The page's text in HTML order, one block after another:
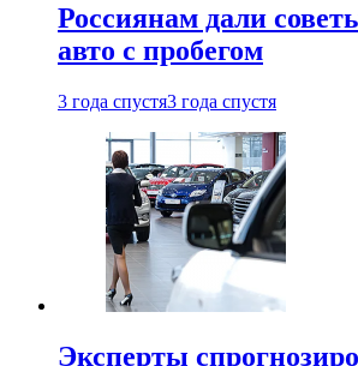
Россиянам дали
авто с пробегом
3 года спустя3 года спустя
Эксперты